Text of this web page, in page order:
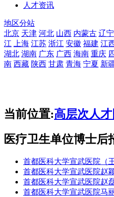
人才资讯
地区分站
北京 天津 河北 山西 内蒙古 辽宁
江
上海 江苏 浙江 安徽 福建 江
湖北 湖南 广东 广西 海南 重庆
南 西藏 陕西 甘肃 青海 宁夏 新
当前位置:高层次人才
医疗卫生单位博士后
首都医科大学宣武医院（
首都医科大学宣武医院赵
首都医科大学宣武医院赵
首都医科大学宣武医院马